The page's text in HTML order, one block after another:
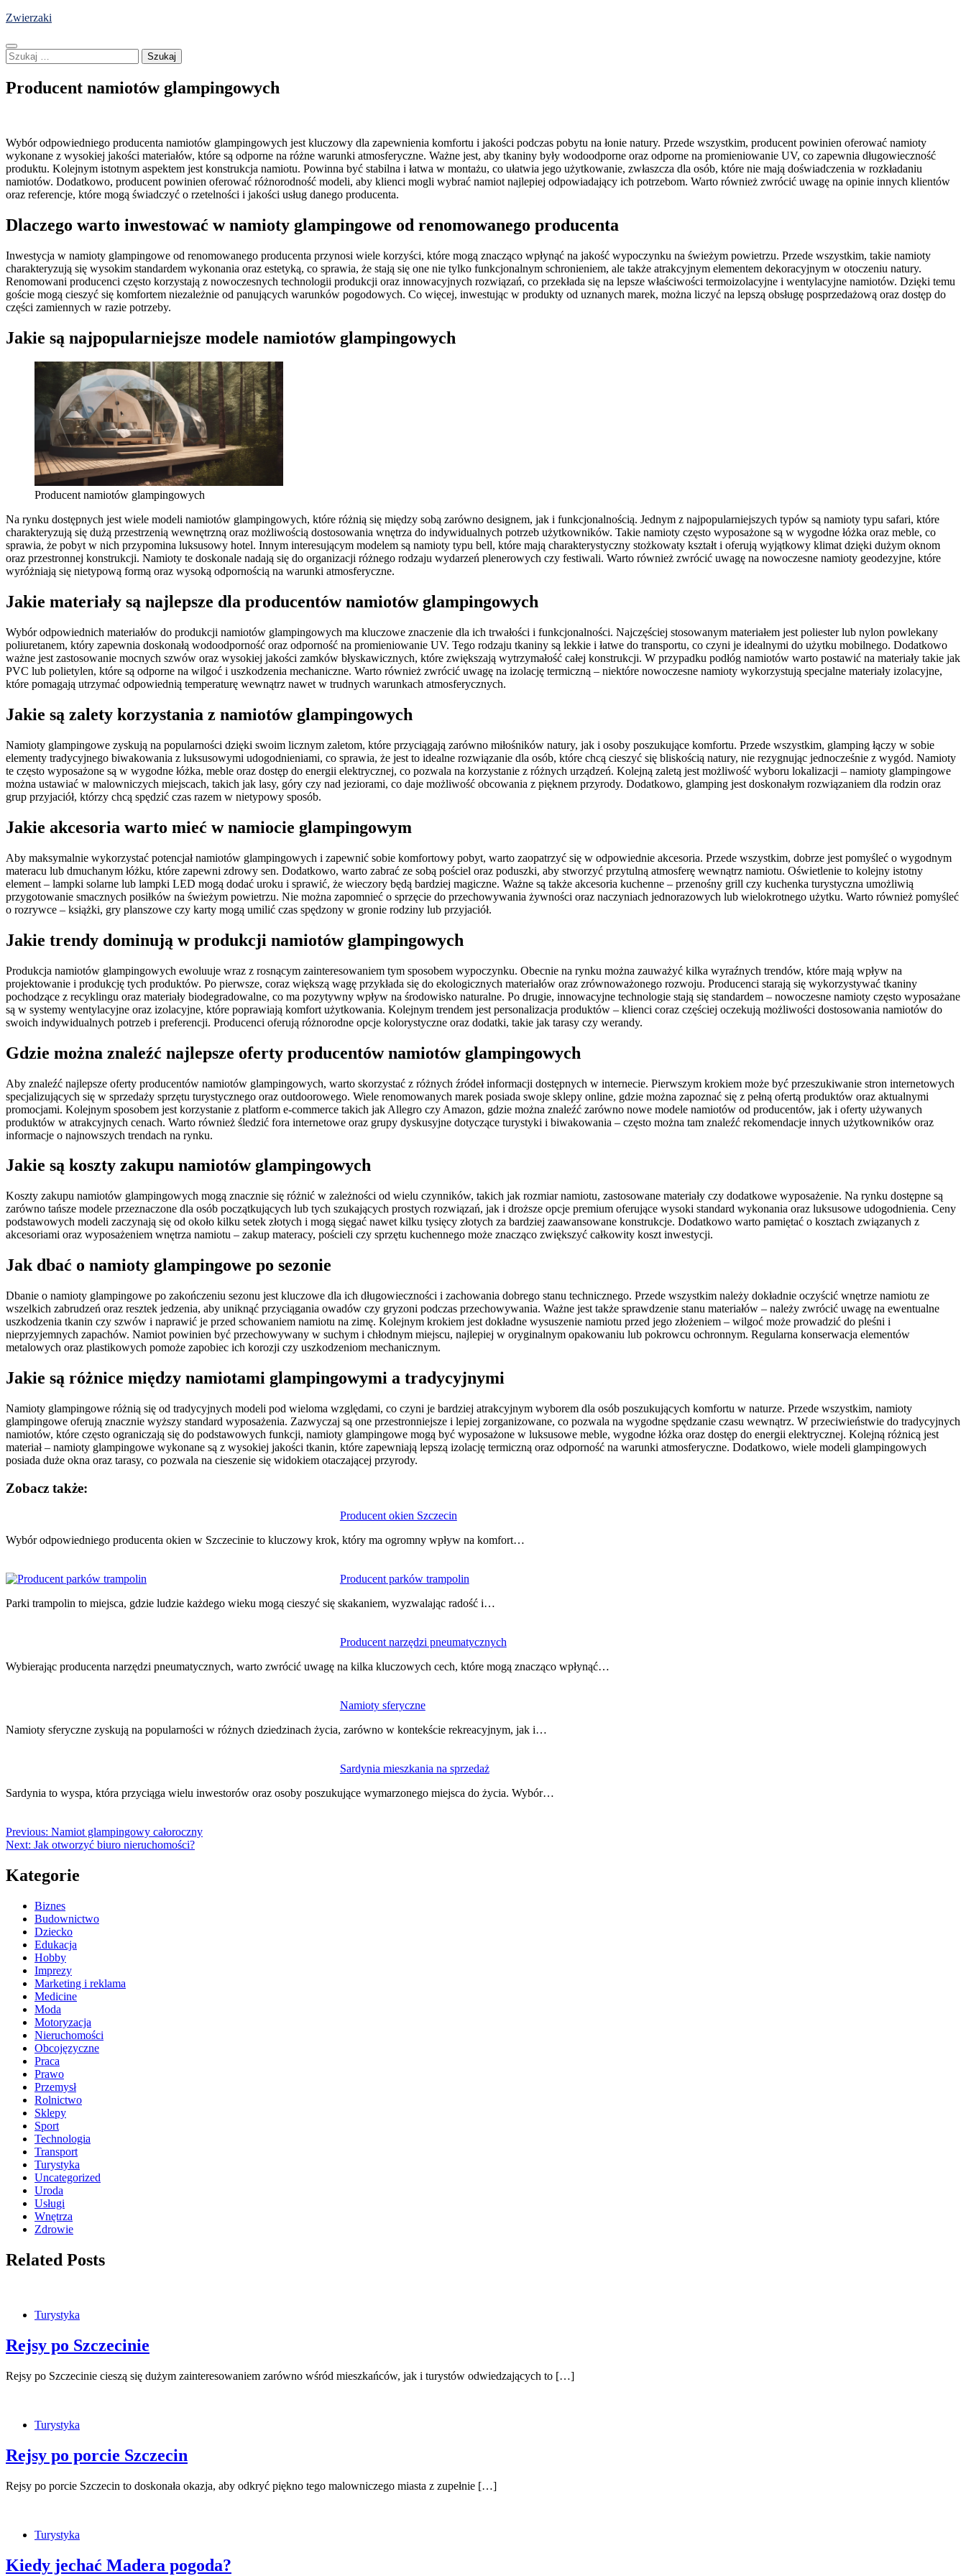
Skip
content
Zwierzaki
Szukaj:
Producent namiotów glampingowych
Wybór odpowiedniego producenta namiotów glampingowych jest kluczowy dla zapewnienia komfortu i jakości podczas pobytu na łonie natury. Przede wszystkim, producent powinien oferować namioty
wykonane z wysokiej jakości materiałów, które są odporne na różne warunki atmosferyczne. Ważne jest, aby tkaniny były wodoodporne oraz odporne na promieniowanie UV, co zapewnia długowieczność
produktu. Kolejnym istotnym aspektem jest konstrukcja namiotu. Powinna być stabilna i łatwa w montażu, co ułatwia jego użytkowanie, zwłaszcza dla osób, które nie mają doświadczenia w rozkładaniu
namiotów. Dodatkowo, producent powinien oferować różnorodność modeli, aby klienci mogli wybrać namiot najlepiej odpowiadający ich potrzebom. Warto również zwrócić uwagę na opinie innych klientów
oraz referencje, które mogą świadczyć o rzetelności i jakości usług danego producenta.
Dlaczego warto inwestować w namioty glampingowe od renomowanego producenta
Inwestycja w namioty glampingowe od renomowanego producenta przynosi wiele korzyści, które mogą znacząco wpłynąć na jakość wypoczynku na świeżym powietrzu. Przede wszystkim, takie namioty
charakteryzują się wysokim standardem wykonania oraz estetyką, co sprawia, że stają się one nie tylko funkcjonalnym schronieniem, ale także atrakcyjnym elementem dekoracyjnym w otoczeniu natury.
Renomowani producenci często korzystają z nowoczesnych technologii produkcji oraz innowacyjnych rozwiązań, co przekłada się na lepsze właściwości termoizolacyjne i wentylacyjne namiotów. Dzięki temu
goście mogą cieszyć się komfortem niezależnie od panujących warunków pogodowych. Co więcej, inwestując w produkty od uznanych marek, można liczyć na lepszą obsługę posprzedażową oraz dostęp do
części zamiennych w razie potrzeby.
Jakie są najpopularniejsze modele namiotów glampingowych
Producent namiotów glampingowych
Na rynku dostępnych jest wiele modeli namiotów glampingowych, które różnią się między sobą zarówno designem, jak i funkcjonalnością. Jednym z najpopularniejszych typów są namioty typu safari, które
charakteryzują się dużą przestrzenią wewnętrzną oraz możliwością dostosowania wnętrza do indywidualnych potrzeb użytkowników. Takie namioty często wyposażone są w wygodne łóżka oraz meble, co
sprawia, że pobyt w nich przypomina luksusowy hotel. Innym interesującym modelem są namioty typu bell, które mają charakterystyczny stożkowaty kształt i oferują wyjątkowy klimat dzięki dużym oknom
oraz przestronnej konstrukcji. Namioty te doskonale nadają się do organizacji różnego rodzaju wydarzeń plenerowych czy festiwali. Warto również zwrócić uwagę na nowoczesne namioty geodezyjne, które
wyróżniają się nietypową formą oraz wysoką odpornością na warunki atmosferyczne.
Jakie materiały są najlepsze dla producentów namiotów glampingowych
Wybór odpowiednich materiałów do produkcji namiotów glampingowych ma kluczowe znaczenie dla ich trwałości i funkcjonalności. Najczęściej stosowanym materiałem jest poliester lub nylon powlekany
poliuretanem, który zapewnia doskonałą wodoodporność oraz odporność na promieniowanie UV. Tego rodzaju tkaniny są lekkie i łatwe do transportu, co czyni je idealnymi do użytku mobilnego. Dodatkowo
ważne jest zastosowanie mocnych szwów oraz wysokiej jakości zamków błyskawicznych, które zwiększają wytrzymałość całej konstrukcji. W przypadku podłóg namiotów warto postawić na materiały takie jak
PVC lub polietylen, które są odporne na wilgoć i uszkodzenia mechaniczne. Warto również zwrócić uwagę na izolację termiczną – niektóre nowoczesne namioty wykorzystują specjalne materiały izolacyjne,
które pomagają utrzymać odpowiednią temperaturę wewnątrz nawet w trudnych warunkach atmosferycznych.
Jakie są zalety korzystania z namiotów glampingowych
Namioty glampingowe zyskują na popularności dzięki swoim licznym zaletom, które przyciągają zarówno miłośników natury, jak i osoby poszukujące komfortu. Przede wszystkim, glamping łączy w sobie
elementy tradycyjnego biwakowania z luksusowymi udogodnieniami, co sprawia, że jest to idealne rozwiązanie dla osób, które chcą cieszyć się bliskością natury, nie rezygnując jednocześnie z wygód. Namioty
te często wyposażone są w wygodne łóżka, meble oraz dostęp do energii elektrycznej, co pozwala na korzystanie z różnych urządzeń. Kolejną zaletą jest możliwość wyboru lokalizacji – namioty glampingowe
można ustawiać w malowniczych miejscach, takich jak lasy, góry czy nad jeziorami, co daje możliwość obcowania z pięknem przyrody. Dodatkowo, glamping jest doskonałym rozwiązaniem dla rodzin oraz
grup przyjaciół, którzy chcą spędzić czas razem w nietypowy sposób.
Jakie akcesoria warto mieć w namiocie glampingowym
Aby maksymalnie wykorzystać potencjał namiotów glampingowych i zapewnić sobie komfortowy pobyt, warto zaopatrzyć się w odpowiednie akcesoria. Przede wszystkim, dobrze jest pomyśleć o wygodnym
materacu lub dmuchanym łóżku, które zapewni zdrowy sen. Dodatkowo, warto zabrać ze sobą pościel oraz poduszki, aby stworzyć przytulną atmosferę wewnątrz namiotu. Oświetlenie to kolejny istotny
element – lampki solarne lub lampki LED mogą dodać uroku i sprawić, że wieczory będą bardziej magiczne. Ważne są także akcesoria kuchenne – przenośny grill czy kuchenka turystyczna umożliwią
przygotowanie smacznych posiłków na świeżym powietrzu. Nie można zapomnieć o sprzęcie do przechowywania żywności oraz naczyniach jednorazowych lub wielokrotnego użytku. Warto również pomyśleć
o rozrywce – książki, gry planszowe czy karty mogą umilić czas spędzony w gronie rodziny lub przyjaciół.
Jakie trendy dominują w produkcji namiotów glampingowych
Produkcja namiotów glampingowych ewoluuje wraz z rosnącym zainteresowaniem tym sposobem wypoczynku. Obecnie na rynku można zauważyć kilka wyraźnych trendów, które mają wpływ na
projektowanie i produkcję tych produktów. Po pierwsze, coraz większą wagę przykłada się do ekologicznych materiałów oraz zrównoważonego rozwoju. Producenci starają się wykorzystywać tkaniny
pochodzące z recyklingu oraz materiały biodegradowalne, co ma pozytywny wpływ na środowisko naturalne. Po drugie, innowacyjne technologie stają się standardem – nowoczesne namioty często wyposażane
są w systemy wentylacyjne oraz izolacyjne, które poprawiają komfort użytkowania. Kolejnym trendem jest personalizacja produktów – klienci coraz częściej oczekują możliwości dostosowania namiotów do
swoich indywidualnych potrzeb i preferencji. Producenci oferują różnorodne opcje kolorystyczne oraz dodatki, takie jak tarasy czy werandy.
Gdzie można znaleźć najlepsze oferty producentów namiotów glampingowych
Aby znaleźć najlepsze oferty producentów namiotów glampingowych, warto skorzystać z różnych źródeł informacji dostępnych w internecie. Pierwszym krokiem może być przeszukiwanie stron internetowych
specjalizujących się w sprzedaży sprzętu turystycznego oraz outdoorowego. Wiele renomowanych marek posiada swoje sklepy online, gdzie można zapoznać się z pełną ofertą produktów oraz aktualnymi
promocjami. Kolejnym sposobem jest korzystanie z platform e-commerce takich jak Allegro czy Amazon, gdzie można znaleźć zarówno nowe modele namiotów od producentów, jak i oferty używanych
produktów w atrakcyjnych cenach. Warto również śledzić fora internetowe oraz grupy dyskusyjne dotyczące turystyki i biwakowania – często można tam znaleźć rekomendacje innych użytkowników oraz
informacje o najnowszych trendach na rynku.
Jakie są koszty zakupu namiotów glampingowych
Koszty zakupu namiotów glampingowych mogą znacznie się różnić w zależności od wielu czynników, takich jak rozmiar namiotu, zastosowane materiały czy dodatkowe wyposażenie. Na rynku dostępne są
zarówno tańsze modele przeznaczone dla osób początkujących lub tych szukających prostych rozwiązań, jak i droższe opcje premium oferujące wysoki standard wykonania oraz luksusowe udogodnienia. Ceny
podstawowych modeli zaczynają się od około kilku setek złotych i mogą sięgać nawet kilku tysięcy złotych za bardziej zaawansowane konstrukcje. Dodatkowo warto pamiętać o kosztach związanych z
akcesoriami oraz wyposażeniem wnętrza namiotu – zakup materacy, pościeli czy sprzętu kuchennego może znacząco zwiększyć całkowity koszt inwestycji.
Jak dbać o namioty glampingowe po sezonie
Dbanie o namioty glampingowe po zakończeniu sezonu jest kluczowe dla ich długowieczności i zachowania dobrego stanu technicznego. Przede wszystkim należy dokładnie oczyścić wnętrze namiotu ze
wszelkich zabrudzeń oraz resztek jedzenia, aby uniknąć przyciągania owadów czy gryzoni podczas przechowywania. Ważne jest także sprawdzenie stanu materiałów – należy zwrócić uwagę na ewentualne
uszkodzenia tkanin czy szwów i naprawić je przed schowaniem namiotu na zimę. Kolejnym krokiem jest dokładne wysuszenie namiotu przed jego złożeniem – wilgoć może prowadzić do pleśni i
nieprzyjemnych zapachów. Namiot powinien być przechowywany w suchym i chłodnym miejscu, najlepiej w oryginalnym opakowaniu lub pokrowcu ochronnym. Regularna konserwacja elementów
metalowych oraz plastikowych pomoże zapobiec ich korozji czy uszkodzeniom mechanicznym.
Jakie są różnice między namiotami glampingowymi a tradycyjnymi
Namioty glampingowe różnią się od tradycyjnych modeli pod wieloma względami, co czyni je bardziej atrakcyjnym wyborem dla osób poszukujących komfortu w naturze. Przede wszystkim, namioty
glampingowe oferują znacznie wyższy standard wyposażenia. Zazwyczaj są one przestronniejsze i lepiej zorganizowane, co pozwala na wygodne spędzanie czasu wewnątrz. W przeciwieństwie do tradycyjnych
namiotów, które często ograniczają się do podstawowych funkcji, namioty glampingowe mogą być wyposażone w luksusowe meble, wygodne łóżka oraz dostęp do energii elektrycznej. Kolejną różnicą jest
materiał – namioty glampingowe wykonane są z wysokiej jakości tkanin, które zapewniają lepszą izolację termiczną oraz odporność na warunki atmosferyczne. Dodatkowo, wiele modeli glampingowych
posiada duże okna oraz tarasy, co pozwala na cieszenie się widokiem otaczającej przyrody.
Zobacz także:
Producent okien Szczecin
Wybór odpowiedniego producenta okien w Szczecinie to kluczowy krok, który ma ogromny wpływ na komfort…
Producent parków trampolin
Parki trampolin to miejsca, gdzie ludzie każdego wieku mogą cieszyć się skakaniem, wyzwalając radość i…
Producent narzędzi pneumatycznych
Wybierając producenta narzędzi pneumatycznych, warto zwrócić uwagę na kilka kluczowych cech, które mogą znacząco wpłynąć…
Namioty sferyczne
Namioty sferyczne zyskują na popularności w różnych dziedzinach życia, zarówno w kontekście rekreacyjnym, jak i…
Sardynia mieszkania na sprzedaż
Sardynia to wyspa, która przyciąga wielu inwestorów oraz osoby poszukujące wymarzonego miejsca do życia. Wybór…
wpisu
Previous: Namiot glampingowy całoroczny
Next: Jak otworzyć biuro nieruchomości?
Kategorie
Biznes
Budownictwo
Dziecko
Edukacja
Hobby
Imprezy
Marketing i reklama
Medicine
Moda
Motoryzacja
Nieruchomości
Obcojęzyczne
Praca
Prawo
Przemysł
Rolnictwo
Sklepy
Sport
Technologia
Transport
Turystyka
Uncategorized
Uroda
Usługi
Wnętrza
Zdrowie
Related Posts
Turystyka
Rejsy po Szczecinie
Rejsy po Szczecinie cieszą się dużym zainteresowaniem zarówno wśród mieszkańców, jak i turystów odwiedzających to […]
Turystyka
Rejsy po porcie Szczecin
Rejsy po porcie Szczecin to doskonała okazja, aby odkryć piękno tego malowniczego miasta z zupełnie […]
Turystyka
Kiedy jechać Madera pogoda?